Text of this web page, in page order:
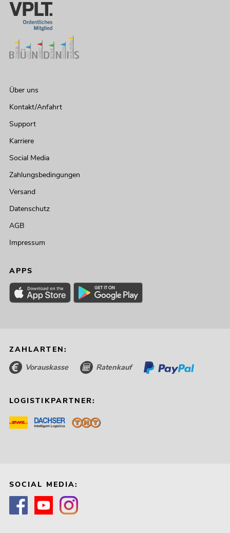
Über uns
Kontakt/Anfahrt
Support
Karriere
Social Media
Zahlungsbedingungen
Versand
Datenschutz
AGB
Impressum
APPS
ZAHLARTEN:
Vorauskasse Ratenkauf
LOGISTIKPARTNER:
SOCIAL MEDIA: